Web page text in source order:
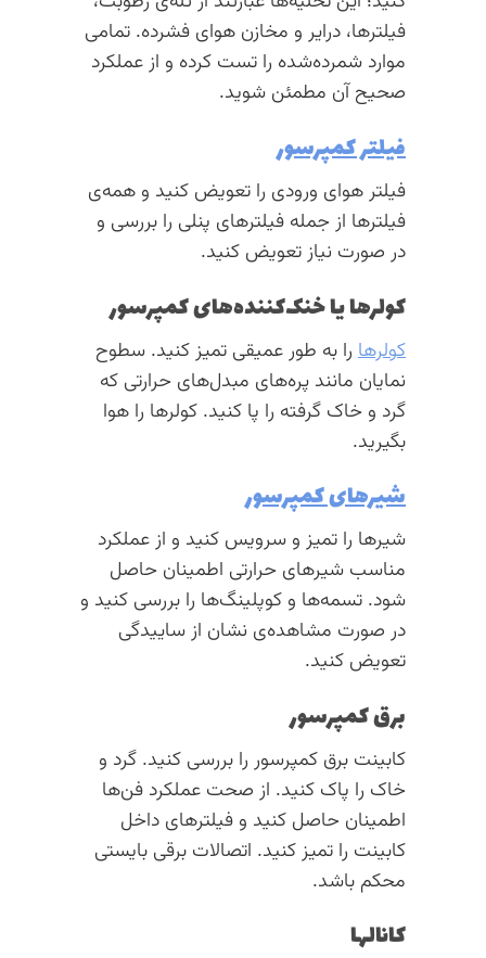
فیلترها، درایر و مخازن هوای فشرده. تمامی
موارد شمرده‌شده را تست کرده و از عملکرد
صحیح آن مطمئن شوید.
فیلتر کمپرسور
فیلتر هوای ورودی را تعویض کنید و همه‌ی
فیلترها از جمله فیلترهای پنلی را بررسی و
در صورت نیاز تعویض کنید.
کولرها یا خنک‌کننده‌های کمپرسور
کولرها را به طور عمیقی تمیز کنید. سطوح
نمایان مانند پره‌های مبدل‌های حرارتی که
گرد و خاک گرفته را پا کنید. کولرها را هوا
بگیرید.
شیرهای کمپرسور
شیرها را تمیز و سرویس کنید و از عملکرد
مناسب شیرهای حرارتی اطمینان حاصل
شود. تسمه‌ها و کوپلینگ‌ها را بررسی کنید و
در صورت مشاهده‌ی نشان از ساییدگی
تعویض کنید.
برق کمپرسور
کابینت برق کمپرسور را بررسی کنید. گرد و
خاک را پاک کنید. از صحت عملکرد فن‌ها
اطمینان حاصل کنید و فیلترهای داخل
کابینت را تمیز کنید. اتصالات برقی بایستی
محکم باشد.
کانالها